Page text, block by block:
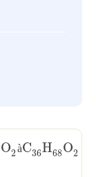
O2àC36H68O2
O2àC36H68O2